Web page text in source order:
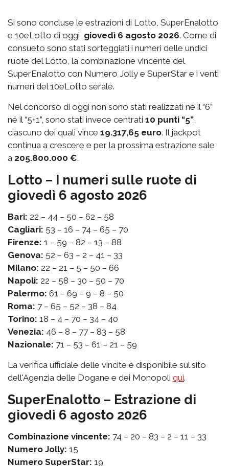
Si sono concluse le estrazioni di Lotto, SuperEnalotto
e 10eLotto di oggi, giovedì 6 agosto 2026. Come di
consueto sono stati sorteggiati i numeri delle undici
ruote del Lotto, la combinazione vincente del
SuperEnalotto con Numero Jolly e SuperStar e i venti
numeri del 10eLotto serale.
Nel concorso di oggi non sono stati realizzati né il “6”
né il “5+1”, sono stati invece centrati 10 punti “5”,
ciascuno dei quali vince 19.317,65 euro. Il jackpot
continua a crescere e per la prossima estrazione sale
a 205.800.000 €.
Lotto – I numeri sulle ruote di
giovedì 6 agosto 2026
Bari: 22 – 44 – 50 – 62 – 58
Cagliari: 53 – 16 – 74 – 65 – 70
Firenze: 1 – 59 – 82 – 13 – 88
Genova: 52 – 63 – 2 – 41 – 33
Milano: 22 – 21 – 5 – 50 – 66
Napoli: 22 – 58 – 30 – 50 – 70
Palermo: 61 – 69 – 9 – 8 – 50
Roma: 7 – 65 – 52 – 38 – 84
Torino: 18 – 4 – 70 – 34 – 40
Venezia: 46 – 8 – 77 – 83 – 58
Nazionale: 71 – 53 – 61 – 21 – 59
La verifica ufficiale delle vincite è disponibile sul sito
dell'Agenzia delle Dogane e dei Monopoli qui.
SuperEnalotto – Estrazione di
giovedì 6 agosto 2026
Combinazione vincente: 74 – 20 – 83 – 2 – 11 – 33
Numero Jolly: 15
Numero SuperStar: 19